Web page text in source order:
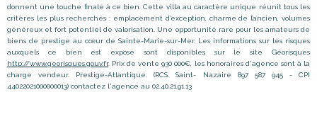
donnent une touche finale à ce bien. Cette villa au caractère unique réunit tous les
critères les plus recherchés : emplacement d’exception, charme de l’ancien, volumes
généreux et fort potentiel de valorisation. Une opportunité rare pour les amateurs de
biens de prestige au cœur de Sainte-Marie-sur-Mer. Les informations sur les risques
auxquels ce bien est exposé sont disponibles sur le site Géorisques
http://www.georisques.gouv.fr. Prix de vente 930 000€, les honoraires d'agence sont à la
charge vendeur. Prestige-Atlantique. (RCS. Saint- Nazaire 897 587 945 - CPI
44022021000000013) contactez l'agence au 02.40.21.91.13